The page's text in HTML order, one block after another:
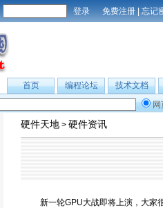
免费注册 | 忘记
首页 编程论坛 技术文档
硬件天地 > 硬件资讯
新一轮GPU大战即将上演，大家很